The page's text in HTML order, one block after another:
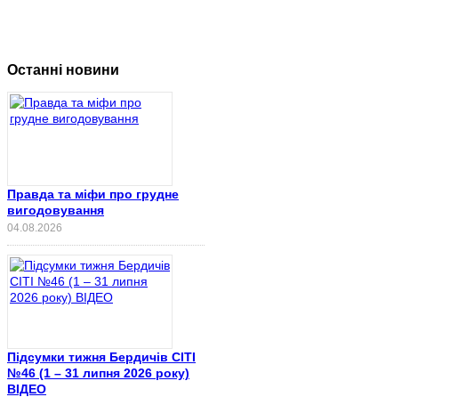
Останні новини
Правда та міфи про грудне
вигодовування
04.08.2026
Підсумки тижня Бердичів СІТІ
№46 (1 – 31 липня 2026 року)
ВІДЕО